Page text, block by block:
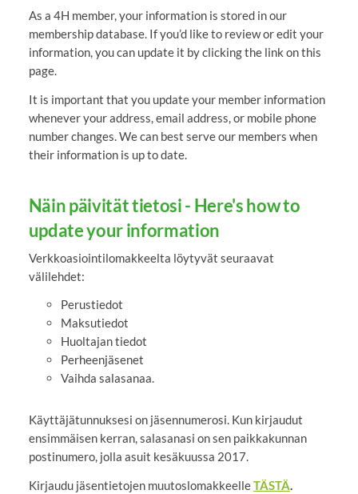
As a 4H member, your information is stored in our
membership database. If you’d like to review or edit your
information, you can update it by clicking the link on this
page.
It is important that you update your member information
whenever your address, email address, or mobile phone
number changes. We can best serve our members when
their information is up to date.
Näin päivität tietosi - Here's how to
update your information
Verkkoasiointilomakkeelta löytyvät seuraavat
välilehdet:
Perustiedot
Maksutiedot
Huoltajan tiedot
Perheenjäsenet
Vaihda salasanaa.
Käyttäjätunnuksesi on jäsennumerosi. Kun kirjaudut
ensimmäisen kerran, salasanasi on sen paikkakunnan
postinumero, jolla asuit kesäkuussa 2017.
Kirjaudu jäsentietojen muutoslomakkeelleTÄSTÄ.